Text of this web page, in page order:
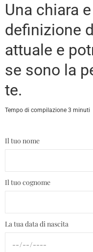
Una chiara
definizione
attuale e
se sono la
te.
Tempo di compilazione 3 minuti
Il tuo nome
Il tuo cognome
La tua data di nascita